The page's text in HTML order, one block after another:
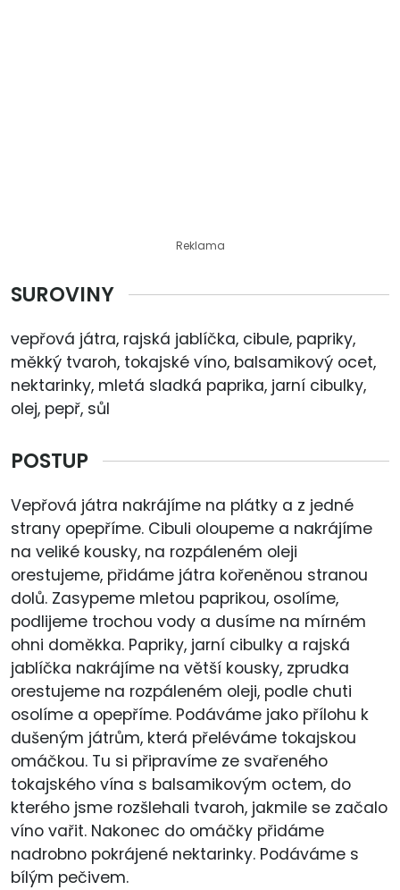
Reklama
SUROVINY
vepřová játra, rajská jablíčka, cibule, papriky,
měkký tvaroh, tokajské víno, balsamikový ocet,
nektarinky, mletá sladká paprika, jarní cibulky,
olej, pepř, sůl
POSTUP
Vepřová játra nakrájíme na plátky a z jedné
strany opepříme. Cibuli oloupeme a nakrájíme
na veliké kousky, na rozpáleném oleji
orestujeme, přidáme játra kořeněnou stranou
dolů. Zasypeme mletou paprikou, osolíme,
podlijeme trochou vody a dusíme na mírném
ohni doměkka. Papriky, jarní cibulky a rajská
jablíčka nakrájíme na větší kousky, zprudka
orestujeme na rozpáleném oleji, podle chuti
osolíme a opepříme. Podáváme jako přílohu k
dušeným játrům, která přeléváme tokajskou
omáčkou. Tu si připravíme ze svařeného
tokajského vína s balsamikovým octem, do
kterého jsme rozšlehali tvaroh, jakmile se začalo
víno vařit. Nakonec do omáčky přidáme
nadrobno pokrájené nektarinky. Podáváme s
bílým pečivem.